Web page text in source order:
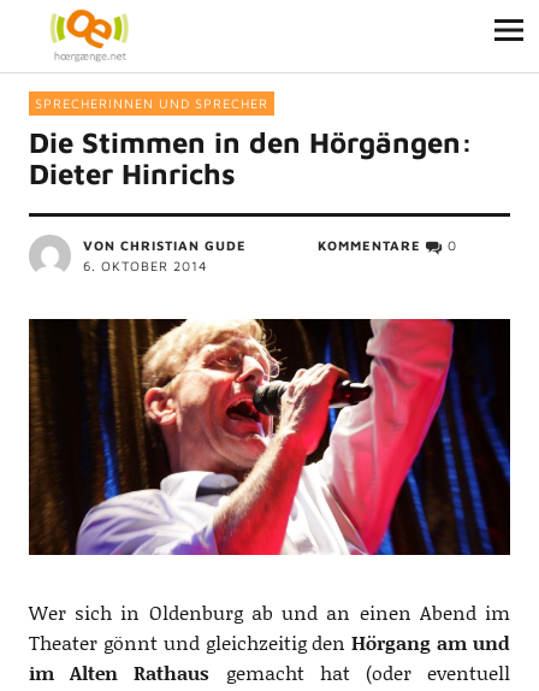
SPRECHERINNEN UND SPRECHER
Die Stimmen in den Hörgängen:
Dieter Hinrichs
VON CHRISTIAN GUDE
6. OKTOBER 2014
KOMMENTARE 0
Wer sich in Oldenburg ab und an einen Abend im
Theater gönnt und gleichzeitig denHörgang am und
im Alten Rathaus gemacht hat (oder eventuell